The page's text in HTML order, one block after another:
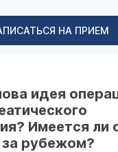
НА ПРИЕМ
идея
Имеется ли
рубежом?